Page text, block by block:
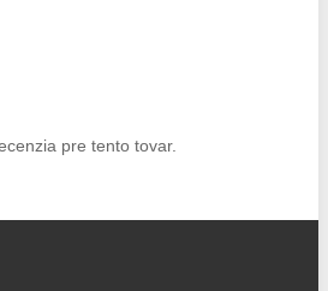
pre tento tovar.